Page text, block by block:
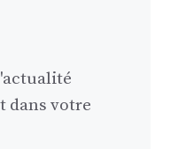
dans votre